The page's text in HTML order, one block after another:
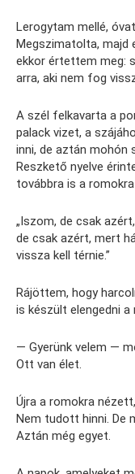
Lerogytam mellé,
Megszimatolta, majd
ekkor értettem meg:
arra, aki nem fog
A szél felkavarta a
palack vizet, a
inni, de aztán mohón
Reszkető nyelve
továbbra is a
„Iszom, de csak
de csak azért, mert
vissza kell térnie.”
Rájöttem, hogy
is készült elengedni a
— Gyerünk velem —
Ott van élet.
Újra a romokra
Nem tudott hinni. De
Aztán még egyet.